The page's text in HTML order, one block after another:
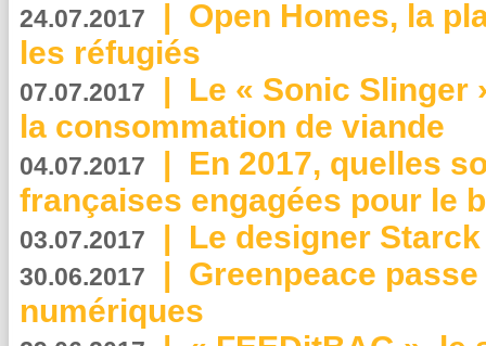
24.07.2017 | Open Homes, la
les réfugiés
07.07.2017 | Le « Sonic Slinger
la consommation de viande
04.07.2017 | En 2017, quelles
françaises engagées pour le
03.07.2017 | Le designer
30.06.2017 | Greenpeace
numériques